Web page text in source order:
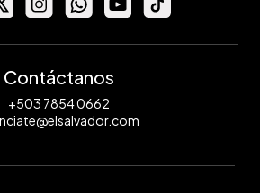
Contáctanos
+503 7854 0662